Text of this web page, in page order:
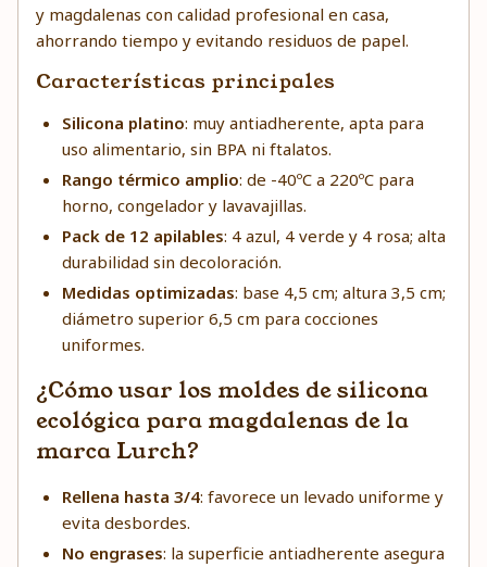
y magdalenas con calidad profesional en casa,
ahorrando tiempo y evitando residuos de papel.
Características principales
Silicona platino: muy antiadherente, apta para
uso alimentario, sin BPA ni ftalatos.
Rango térmico amplio: de -40ºC a 220ºC para
horno, congelador y lavavajillas.
Pack de 12 apilables: 4 azul, 4 verde y 4 rosa; alta
durabilidad sin decoloración.
Medidas optimizadas: base 4,5 cm; altura 3,5 cm;
diámetro superior 6,5 cm para cocciones
uniformes.
¿Cómo usar los moldes de silicona
ecológica para magdalenas de la
marca Lurch?
Rellena hasta 3/4: favorece un levado uniforme y
evita desbordes.
No engrases: la superficie antiadherente asegura